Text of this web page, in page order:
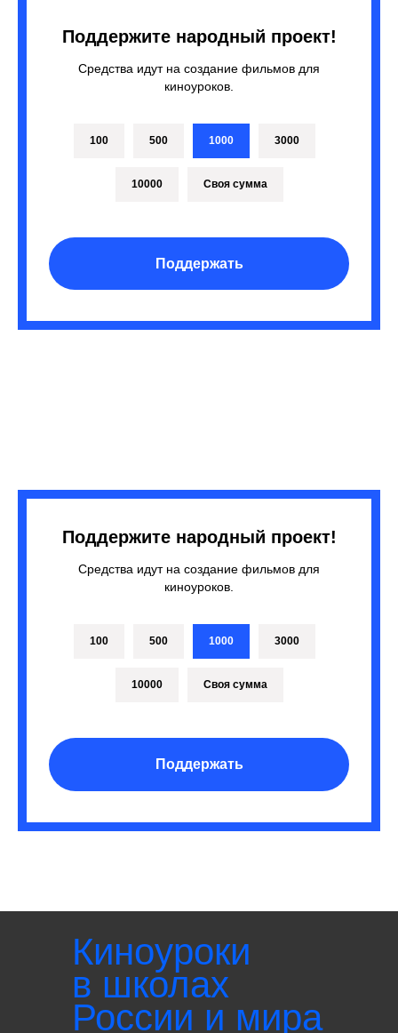
Поддержите народный проект!
Средства идут на создание фильмов для
киноуроков.
100 500 1000 3000
10000 Своя сумма
Поддержать
Поддержите народный проект!
Средства идут на создание фильмов для
киноуроков.
100 500 1000 3000
10000 Своя сумма
Поддержать
Киноуроки
в школах
России и мира